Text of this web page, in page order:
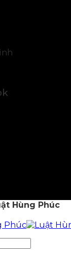
Hùng Phúc